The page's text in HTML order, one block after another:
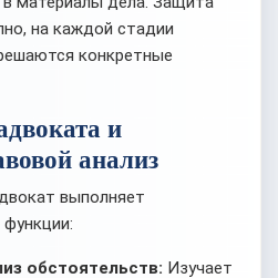
на каждой стадии
конкретные
и
анализ
выполняет
обстоятельств: Изучает